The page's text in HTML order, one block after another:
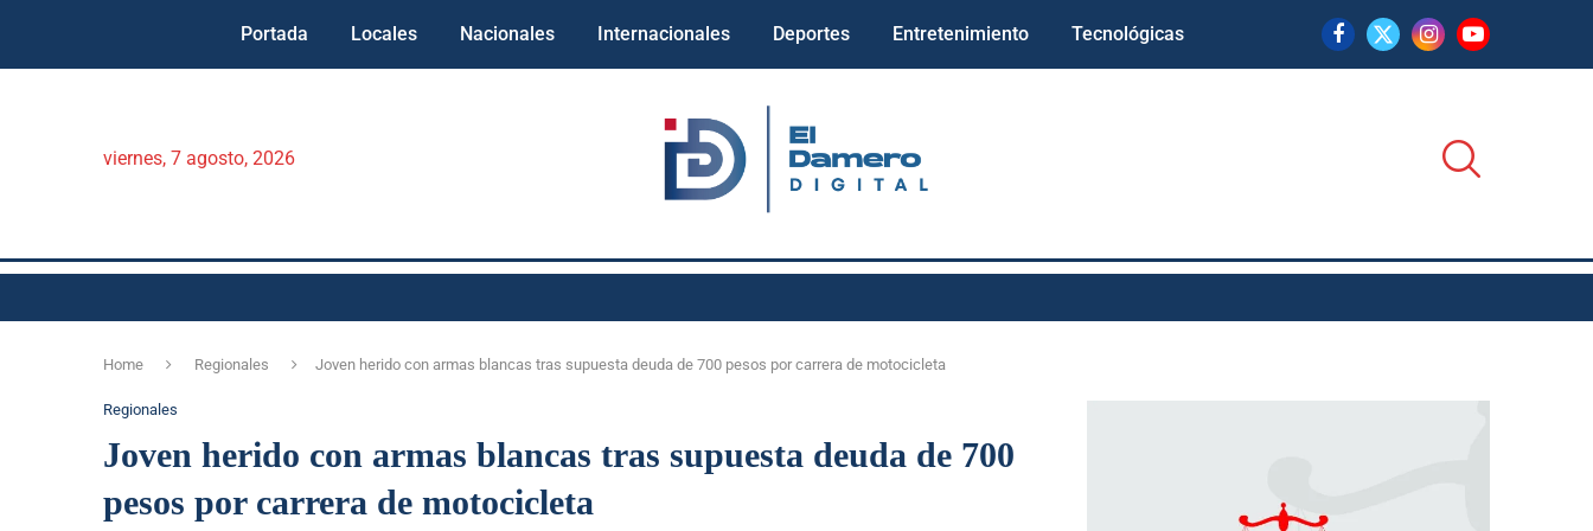
Portada Locales Nacionales Internacionales Deportes Entretenimiento Tecnológicas
viernes, 7 agosto, 2026
Home Regionales Joven herido con armas blancas tras supuesta deuda de 700 pesos por carrera de motocicleta
Regionales
Joven herido con armas blancas tras supuesta deuda de 700
pesos por carrera de motocicleta